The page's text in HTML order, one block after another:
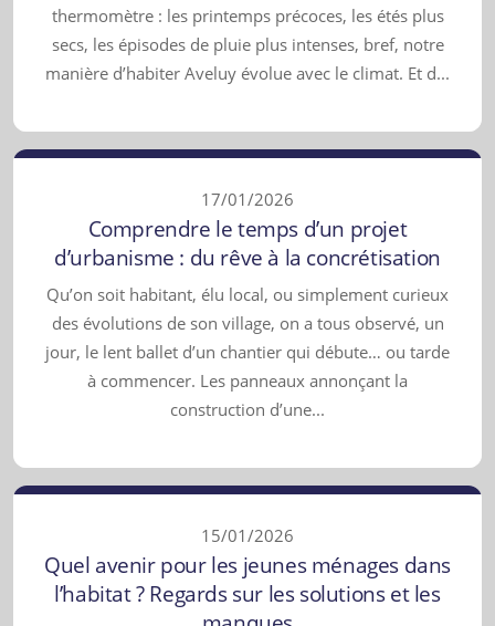
thermomètre : les printemps précoces, les étés plus
secs, les épisodes de pluie plus intenses, bref, notre
manière d’habiter Aveluy évolue avec le climat. Et d...
17/01/2026
Comprendre le temps d’un projet
d’urbanisme : du rêve à la concrétisation
Qu’on soit habitant, élu local, ou simplement curieux
des évolutions de son village, on a tous observé, un
jour, le lent ballet d’un chantier qui débute… ou tarde
à commencer. Les panneaux annonçant la
construction d’une...
15/01/2026
Quel avenir pour les jeunes ménages dans
l’habitat ? Regards sur les solutions et les